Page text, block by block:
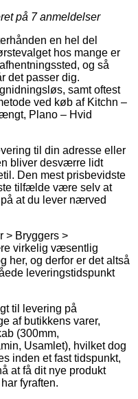
på 7anmeldelser
en hel del
hos mange er
og så
det passer dig.
samt oftest
ved køb af Kitchn –
Plano – Hvid
til din adresse eller
bliver desværre lidt
Den mest prisbevidste
tilfælde være selv at
at du lever nærved
> Bryggers >
virkelig væsentlig
her, og derfor er det altså
leveringstidspunkt
til levering på
af butikkens varer,
(300mm,
Usamlet), hvilket dog
inden et fast tidspunkt,
at få dit nye produkt
fyraften.